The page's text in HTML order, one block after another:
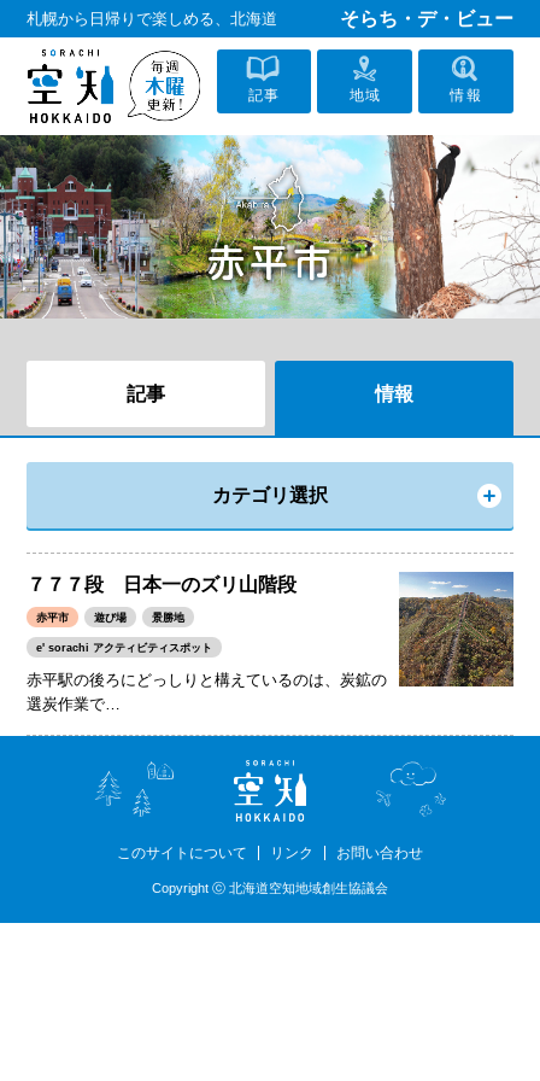
札幌から日帰りで楽しめる、北海道 そらち・デ・ビュー
記事 地域 情報
記事 情報
カテゴリ選択
７７７段 日本一のズリ山階段
赤平市 遊び場 景勝地
e' sorachi アクティビティスポット
赤平駅の後ろにどっしりと構えているのは、炭鉱の
選炭作業で…
このサイトについて リンク お問い合わせ
Copyright ⓒ 北海道空知地域創生協議会